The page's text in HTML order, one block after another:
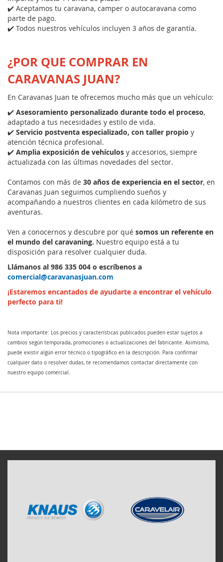
✔️ Aceptamos tu caravana, camper o autocaravana como
parte de pago.
✔️ Todos nuestros vehículos incluyen 3 años de garantía.
¿POR QUE COMPRAR EN
CARAVANAS JUAN?
En Caravanas Juan te ofrecemos mucho más que un vehículo:
✔️ Asesoramiento personalizado durante todo el proceso,
adaptado a tus necesidades y estilo de vida.
✔️ Servicio postventa especializado, con taller propio y
atención técnica profesional.
✔️ Amplia exposición de vehículos y accesorios, siempre
actualizada con las últimas novedades del sector.
Contamos con más de 30 años de experiencia en el sector, en
Caravanas Juan seguimos cumpliendo sueños y
acompañando a nuestros clientes en cada kilómetro de sus
aventuras.
Ven a conocernos y descubre por qué somos un referente en
el mundo del caravaning. Nuestro equipo está a tu
disposición para resolver cualquier duda.
Llámanos al 986 335 004 o escríbenos a
comercial@caravanasjuan.com
¡Estaremos encantados de ayudarte a encontrar el vehículo
perfecto para ti!
Nota importante: Los precios y características publicados pueden estar sujetos a
cambios según temporada, promociones o actualizaciones del fabricante. Asimismo,
puede existir algún error técnico o tipográfico en la descripción. Para confirmar
cualquier dato o resolver dudas, te recomendamos contactar directamente con
nuestro equipo comercial.